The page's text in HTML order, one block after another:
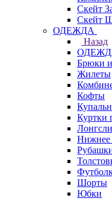
Скейт
Скейт
ОДЕЖДА
Назад
Брюки
Жилеты
Кофты
Куртки
Нижнее
Шорты
Юбки